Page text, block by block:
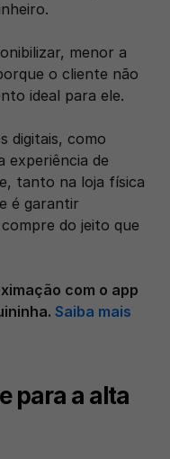
menor a
o cliente não
ideal para ele.
digitais, como
experiência de
tanto na loja física
é garantir
do jeito que
com o app
Saiba mais
para a alta